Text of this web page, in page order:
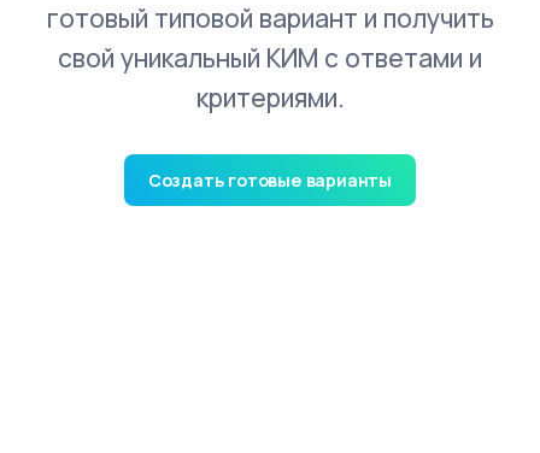
готовый типовой вариант и получить
свой уникальный КИМ с ответами и
критериями.
Создать готовые варианты